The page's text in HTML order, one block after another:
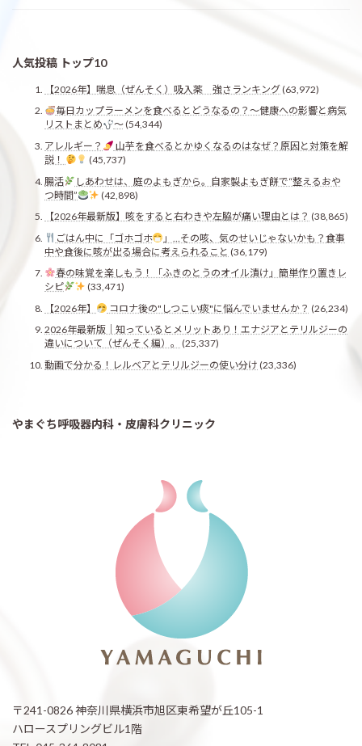
人気投稿 トップ10
【2026年】喘息（ぜんそく）吸入薬 強さランキング(63,972)
毎日カップラーメンを食べるとどうなるの？〜健康への影響と病気
リストまとめ
〜(54,344)
アレルギー？
山芋を食べるとかゆくなるのはなぜ？原因と対策を解
説！
(45,737)
腸活
しあわせは、庭のよもぎから。自家製よもぎ餅で“整えるおや
つ時間”
(42,898)
【2026年最新版】咳をすると右わきや左脇が痛い理由とは？ (38,865)
ごはん中に「ゴホゴホ
」…その咳、気のせいじゃないかも？食事
中や食後に咳が出る場合に考えられること (36,179)
春の味覚を楽しもう！「ふきのとうのオイル漬け」簡単作り置きレ
シピ
(33,471)
【2026年】
コロナ後の"しつこい痰"に悩んでいませんか？ (26,234)
2026年最新版｜知っているとメリットあり！エナジアとテリルジーの
違いについて（ぜんそく編）。
(25,337)
動画で分かる！レルベアとテリルジーの使い分け (23,336)
やまぐち呼吸器内科・皮膚科クリニック
〒241-0826 神奈川県横浜市旭区東希望が丘105-1
ハロースプリングビル1階